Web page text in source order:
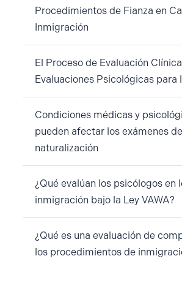
Procedimientos de Fianza en
Inmigración
El Proceso de Evaluación
Evaluaciones Psicológicas para
Condiciones médicas y
pueden afectar los exámenes de
naturalización
¿Qué evalúan los psicólogos en
inmigración bajo la Ley VAWA?
¿Qué es una evaluación de
los procedimientos de